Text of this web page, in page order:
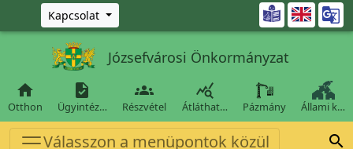
Ugrás a fő tartalomra
Kapcsolat 
Józsefvárosi Önkormányzat

Otthon

Ügyintéz…

Részvétel

Átláthat… Pázmány Állami k…
Válasszon a menüpontok közül 